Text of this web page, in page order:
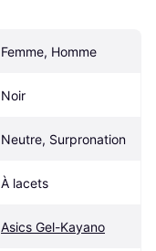
Femme, Homme
Noir
Neutre, Surpronation
À lacets
Asics Gel-Kayano